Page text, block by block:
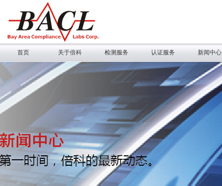
首页 关于倍科 检测服务 认证服务 新闻中心